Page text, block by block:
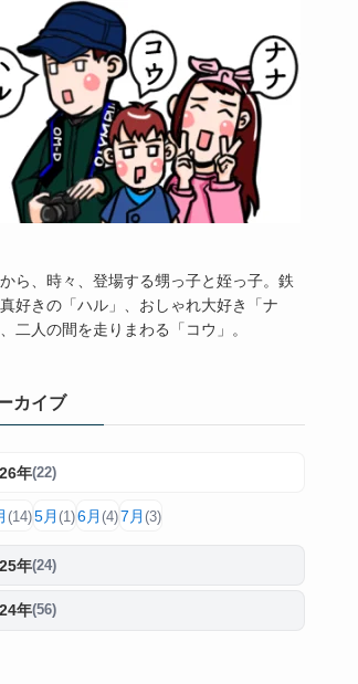
ら、時々、登場する甥っ子と姪っ子。鉄
好きの「ハル」、おしゃれ大好き「ナ
二人の間を走りまわる「コウ」。
カイブ
年(22)
(14)5月 (1)6月 (4)7月 (3)
年(24)
年(56)